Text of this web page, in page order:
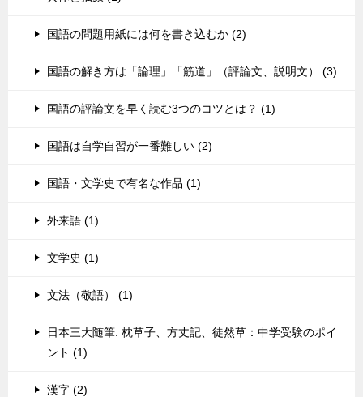
国語の問題用紙には何を書き込むか (2)
国語の解き方は「論理」「筋道」（評論文、説明文） (3)
国語の評論文を早く読む3つのコツとは？ (1)
国語は自学自習が一番難しい (2)
国語・文学史で有名な作品 (1)
外来語 (1)
文学史 (1)
文法（敬語） (1)
日本三大随筆: 枕草子、方丈記、徒然草：中学受験のポイ
ント (1)
漢字 (2)